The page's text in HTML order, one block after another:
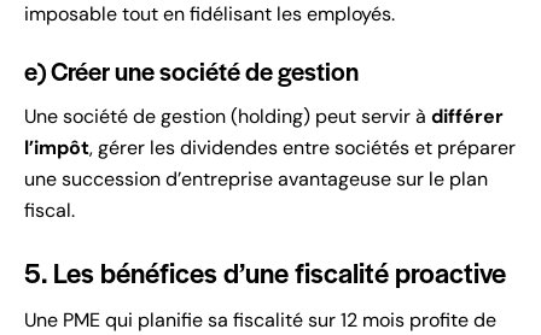
imposable tout en fidélisant les employés.
e) Créer une société de gestion
Une société de gestion (holding) peut servir à différer
l’impôt, gérer les dividendes entre sociétés et préparer
une succession d’entreprise avantageuse sur le plan
fiscal.
5. Les bénéfices d’une fiscalité proactive
Une PME qui planifie sa fiscalité sur 12 mois profite de